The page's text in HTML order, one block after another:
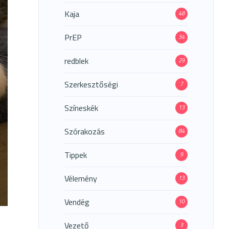
Kaja 48
PrEP 34
redblek 29
Szerkesztőségi 7
Színeskék 13
Szórakozás 84
Tippek 9
Vélemény 13
Vendég 10
Vezető 3